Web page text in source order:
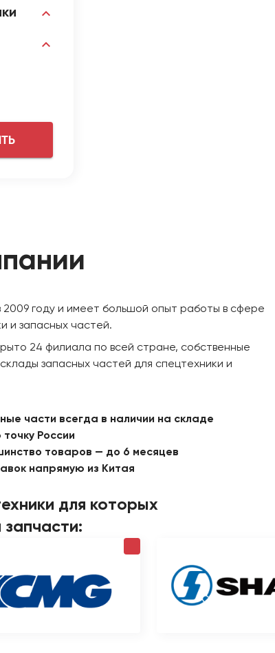
2009 году и имеет большой опыт работы в сфере
и запасных частей.
24 филиала по всей стране, собственные
запасных частей для спецтехники и
части всегда в наличии на складе
России
товаров — до 6 месяцев
напрямую из Китая
для которых